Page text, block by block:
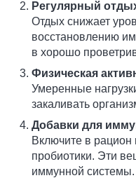
Регулярный
Отдых снижает
восстановлению
в хорошо
Физическая
Умеренные
закаливать
Добавки для
Включите в рацион
пробиотики. Эти
иммунной системы.